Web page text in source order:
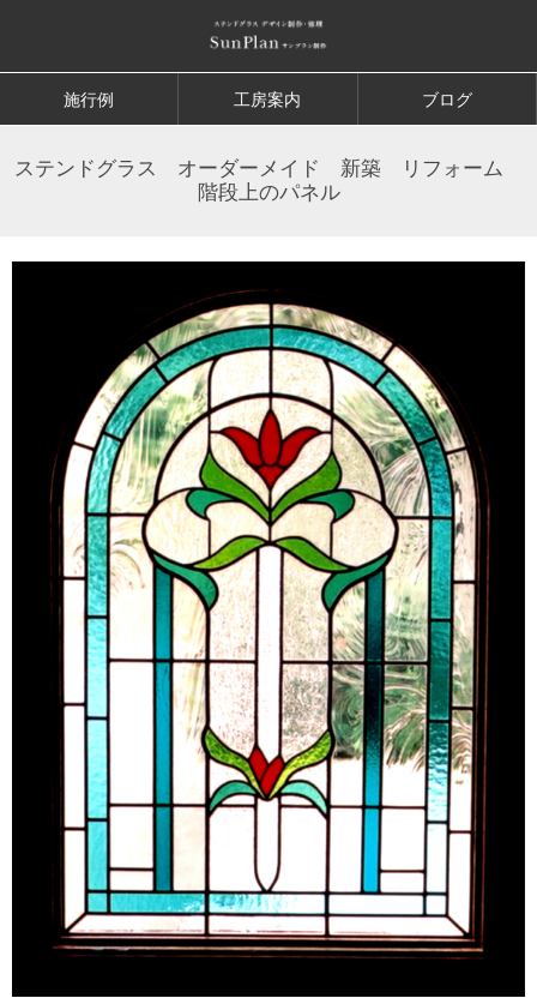
施行例 工房案内 ブログ
ステンドグラス オーダーメイド 新築 リフォーム
階段上のパネル